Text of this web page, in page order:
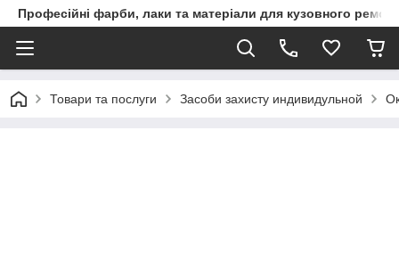
Професійні фарби, лаки та матеріали для кузовного
Товари та послуги Засоби захисту индивидульной